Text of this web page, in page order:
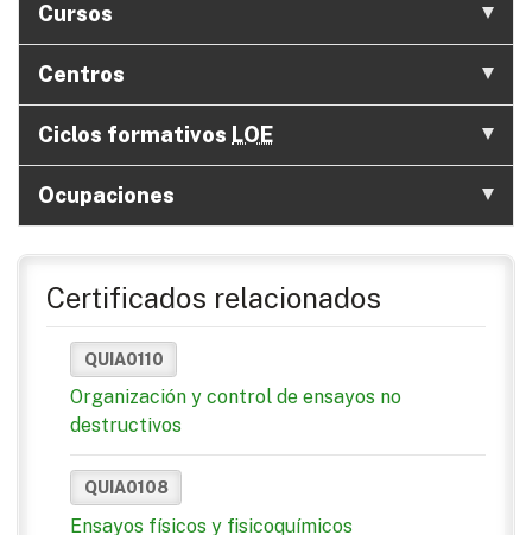
Cursos
Centros
Ciclos formativos LOE
Ocupaciones
Certificados relacionados
QUIA0110
Organización y control de ensayos no
destructivos
QUIA0108
Ensayos físicos y fisicoquímicos